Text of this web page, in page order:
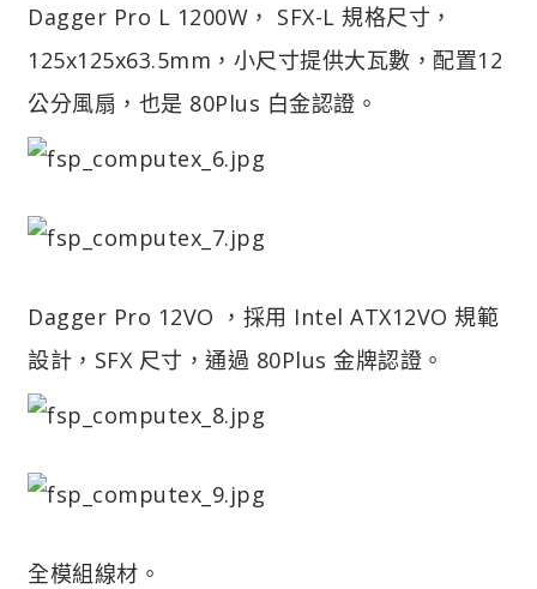
Dagger Pro L 1200W， SFX-L 規格尺寸，
125x125x63.5mm，小尺寸提供大瓦數，配置12
公分風扇，也是 80Plus 白金認證。
Dagger Pro 12VO ，採用 Intel ATX12VO 規範
設計，SFX 尺寸，通過 80Plus 金牌認證。
全模組線材。